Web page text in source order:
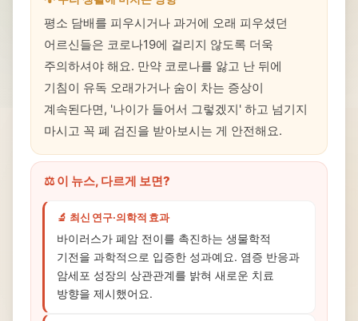
평소 담배를 피우시거나 과거에 오래 피우셨던
어르신들은 코로나19에 걸리지 않도록 더욱
주의하셔야 해요. 만약 코로나를 앓고 난 뒤에
기침이 유독 오래가거나 숨이 차는 증상이
계속된다면, '나이가 들어서 그렇겠지' 하고 넘기지
마시고 꼭 폐 검진을 받아보시는 게 안전해요.
⚖️ 이 뉴스, 다르게 보면?
🔬 최신 연구·의학적 효과
바이러스가 폐암 전이를 촉진하는 생물학적
기전을 과학적으로 입증한 성과예요. 염증 반응과
암세포 성장의 상관관계를 밝혀 새로운 치료
방향을 제시했어요.